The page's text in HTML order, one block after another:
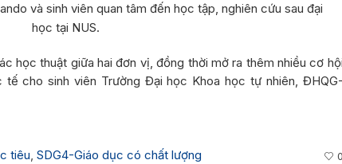
và sinh viên quan tâm đến học tập, nghiên cứu sau đại
học tại NUS.
học thuật giữa hai đơn vị, đồng thời mở ra thêm nhiều cơ hội
cho sinh viên Trường Đại học Khoa học tự nhiên, ĐHQG-
tiêu, SDG4-Giáo dục có chất lượng 0